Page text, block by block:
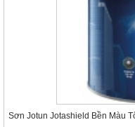
Sơn Jotun Jotashield Bền Màu